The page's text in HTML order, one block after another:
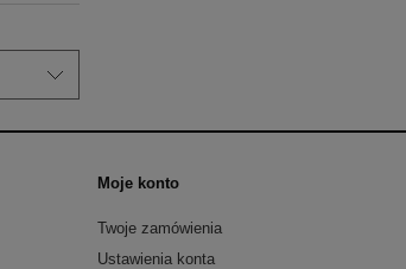
Moje konto
Twoje zamówienia
Ustawienia konta